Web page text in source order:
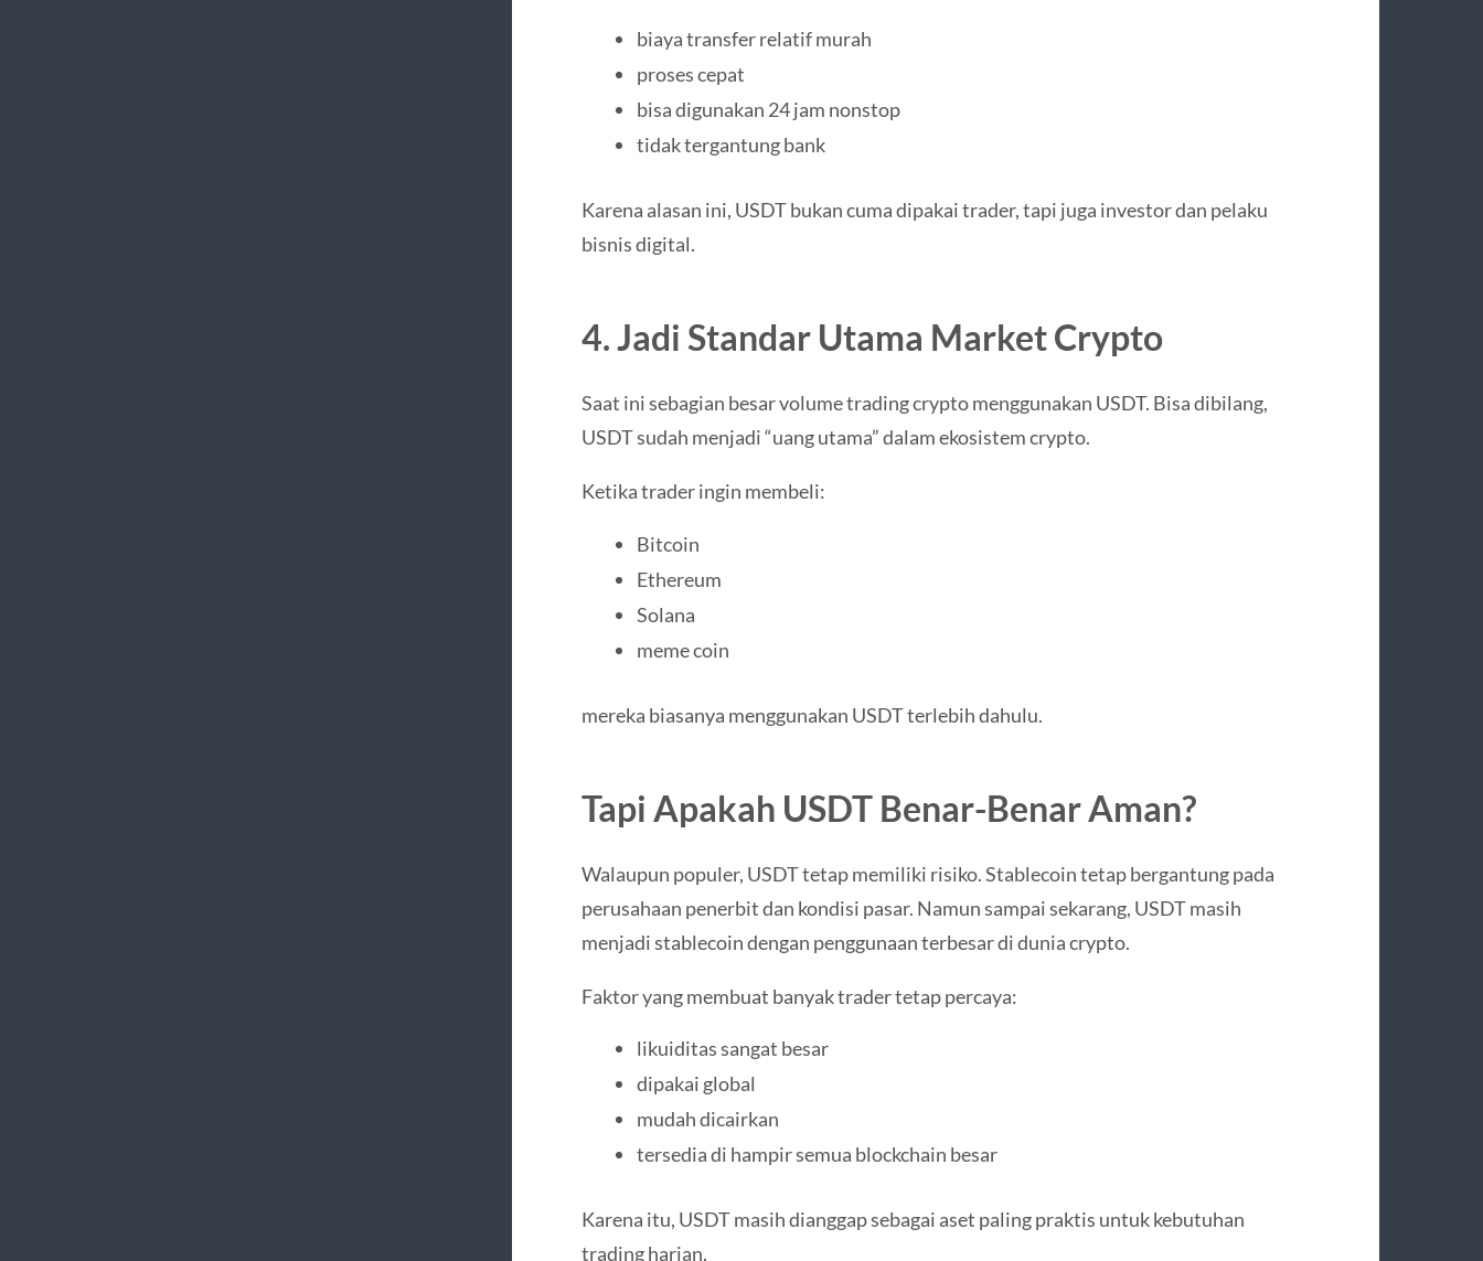
biaya transfer relatif murah
proses cepat
bisa digunakan 24 jam nonstop
tidak tergantung bank
Karena alasan ini, USDT bukan cuma dipakai trader, tapi juga investor dan pelaku
bisnis digital.
4. Jadi Standar Utama Market Crypto
Saat ini sebagian besar volume trading crypto menggunakan USDT. Bisa dibilang,
USDT sudah menjadi “uang utama” dalam ekosistem crypto.
Ketika trader ingin membeli:
Bitcoin
Ethereum
Solana
meme coin
mereka biasanya menggunakan USDT terlebih dahulu.
Tapi Apakah USDT Benar-Benar Aman?
Walaupun populer, USDT tetap memiliki risiko. Stablecoin tetap bergantung pada
perusahaan penerbit dan kondisi pasar. Namun sampai sekarang, USDT masih
menjadi stablecoin dengan penggunaan terbesar di dunia crypto.
Faktor yang membuat banyak trader tetap percaya:
likuiditas sangat besar
dipakai global
mudah dicairkan
tersedia di hampir semua blockchain besar
Karena itu, USDT masih dianggap sebagai aset paling praktis untuk kebutuhan
trading harian.